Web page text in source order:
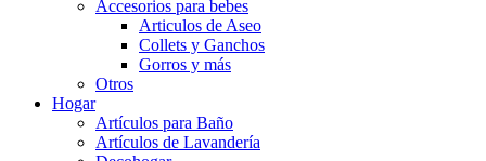
Accesorios para bebes
Articulos de Aseo
Collets y Ganchos
Gorros y más
Otros
Hogar
Artículos para Baño
Artículos de Lavandería